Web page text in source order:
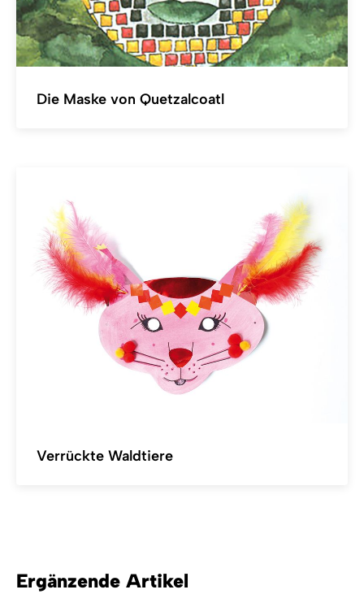
Die Maske von Quetzalcoatl
Verrückte Waldtiere
Ergänzende Artikel